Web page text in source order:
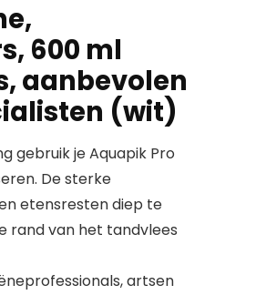
600 ml
aanbevolen
(wit)
gebruik je Aquapik Pro
De sterke
etensresten diep te
rand van het tandvlees
artsen